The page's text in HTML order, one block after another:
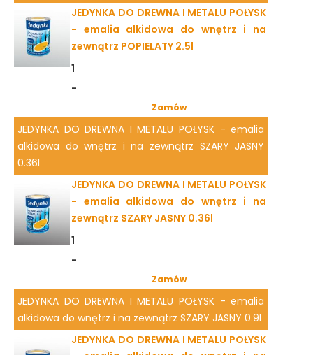
JEDYNKA DO DREWNA I METALU POŁYSK
- emalia alkidowa do wnętrz i na
zewnątrz POPIELATY 2.5l
1
-
Zamów
JEDYNKA DO DREWNA I METALU POŁYSK - emalia
alkidowa do wnętrz i na zewnątrz SZARY JASNY
0.36l
JEDYNKA DO DREWNA I METALU POŁYSK
- emalia alkidowa do wnętrz i na
zewnątrz SZARY JASNY 0.36l
1
-
Zamów
JEDYNKA DO DREWNA I METALU POŁYSK - emalia
alkidowa do wnętrz i na zewnątrz SZARY JASNY 0.9l
JEDYNKA DO DREWNA I METALU POŁYSK